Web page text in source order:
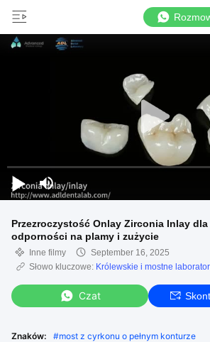
Przezroczystość Onlay Zirconia Inlay dla
odporności na plamy i zużycie
Inne filmy
September 16, 2025
Słowo kluczowe: Królewskie i mostne
Czat
Znaków: #most z cyrkonu o pełnym konturze